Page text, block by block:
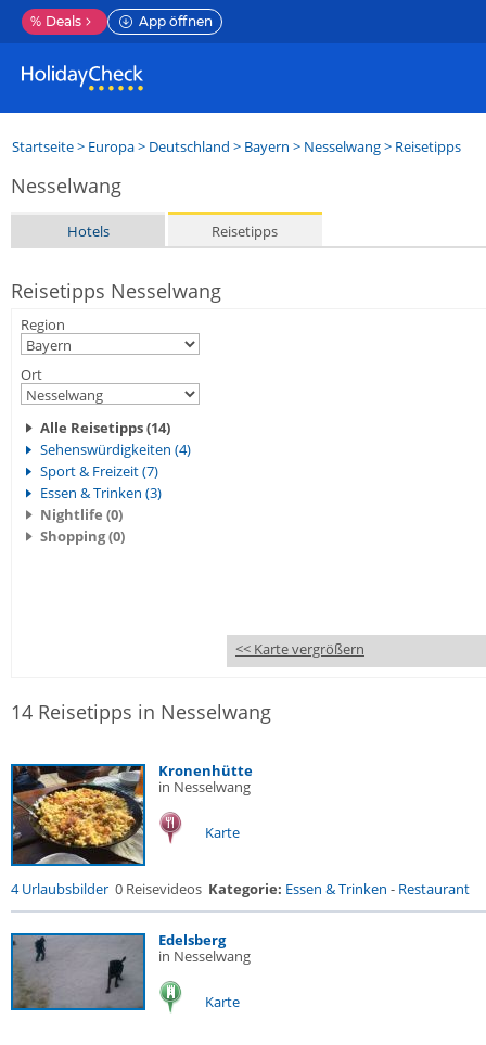
% Deals App öffnen
Startseite> Europa> Deutschland > Bayern > Nesselwang> Reisetipps
Nesselwang
Hotels Reisetipps
Reisetipps Nesselwang
Region
Ort
Alle Reisetipps (14)
Sehenswürdigkeiten (4)
Sport & Freizeit (7)
Essen & Trinken (3)
Nightlife (0)
Shopping (0)
<< Karte vergrößern
14 Reisetipps in Nesselwang
Kronenhütte
in Nesselwang
Karte
4 Urlaubsbilder 0 Reisevideos Kategorie: Essen & Trinken - Restaurant
Edelsberg
in Nesselwang
Karte